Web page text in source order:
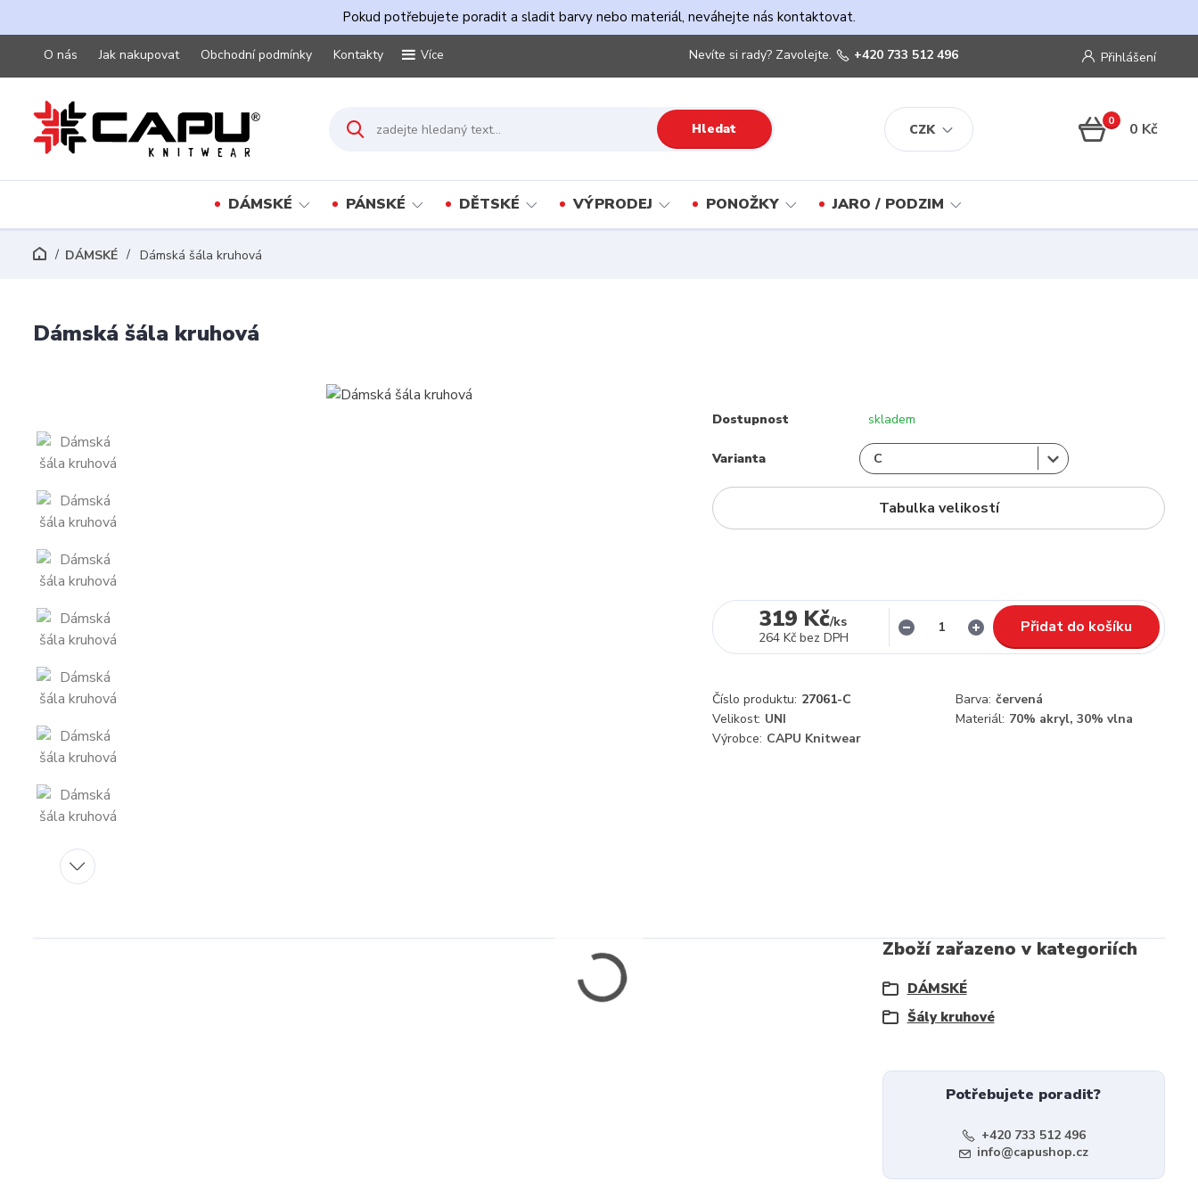
Pokud potřebujete poradit a sladit barvy nebo materiál, neváhejte nás kontaktovat.
O nás Jak nakupovat Obchodní podmínky Kontakty Více
CZK
Přihlášení
Hledat
Nevíte si rady? Zavolejte. +420 733 512 496
0 0 Kč
DÁMSKÉ PÁNSKÉ DĚTSKÉ VÝPRODEJ PONOŽKY JARO / PODZIM
DÁMSKÉ Dámská šála kruhová
Dámská šála kruhová
Dostupnost skladem
Varianta
Tabulka velikostí
319 Kč/ks
264 Kč bez DPH
Přidat do košíku
Číslo produktu: 27061-C Barva: červená
Velikost: UNI Materiál: 70% akryl, 30% vlna
Výrobce: CAPU Knitwear
Zboží zařazeno v kategoriích
DÁMSKÉ
Šály kruhové
Potřebujete poradit?
+420 733 512 496
info@capushop.cz